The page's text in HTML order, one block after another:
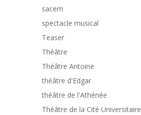
sacem
spectacle musical
Teaser
Théâtre
Théâtre Antoine
théâtre d'Edgar
théâtre de l'Athénée
Théâtre de la Cité Universitaire